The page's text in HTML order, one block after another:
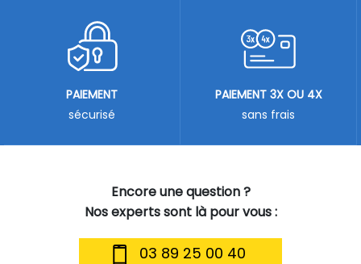
Encore une question ?
Nos experts sont là pour vous :
03 89 25 00 40
PAIEMENT
sécurisé
PAIEMENT 3X OU 4X
sans frais